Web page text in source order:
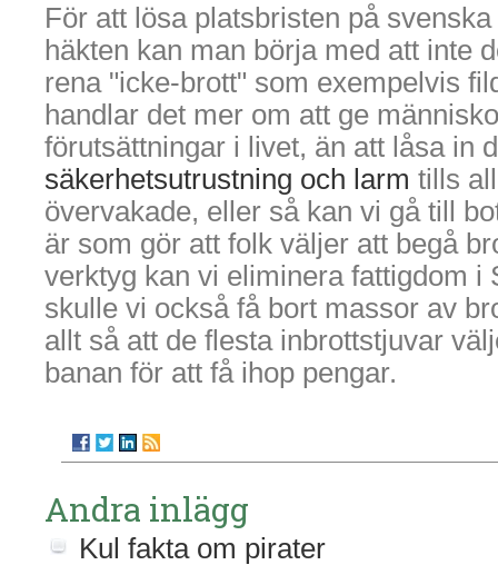
För att lösa platsbristen på
häkten kan man börja med att inte
rena "icke-brott" som exempelvis
handlar det mer om att ge
förutsättningar i livet, än att låsa in
säkerhetsutrustning och larm tills
övervakade, eller så kan vi gå till
är som gör att folk väljer att begå
verktyg kan vi eliminera fattigdom i
skulle vi också få bort massor av
allt så att de flesta inbrottstjuvar
banan för att få ihop pengar.
Andra inlägg
Kul fakta om pirater